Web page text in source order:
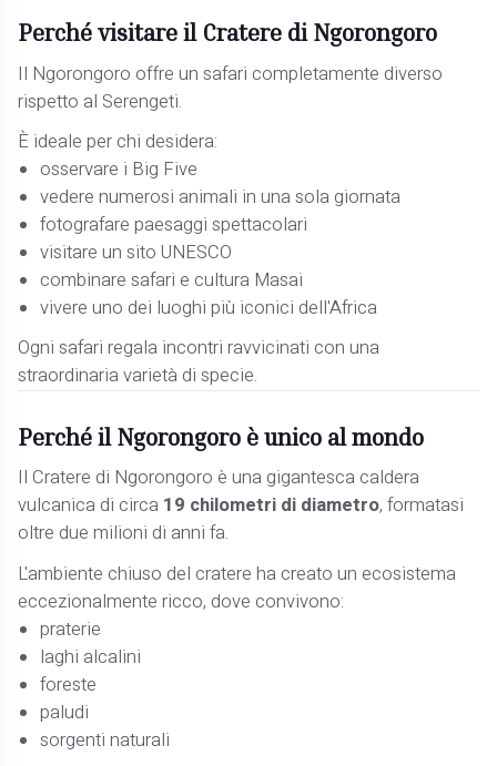
Perché visitare il Cratere di Ngorongoro
Il Ngorongoro offre un safari completamente diverso
rispetto al Serengeti.
È ideale per chi desidera:
osservare i Big Five
vedere numerosi animali in una sola giornata
fotografare paesaggi spettacolari
visitare un sito UNESCO
combinare safari e cultura Masai
vivere uno dei luoghi più iconici dell'Africa
Ogni safari regala incontri ravvicinati con una
straordinaria varietà di specie.
Perché il Ngorongoro è unico al mondo
Il Cratere di Ngorongoro è una gigantesca caldera
vulcanica di circa 19 chilometri di diametro, formatasi
oltre due milioni di anni fa.
L'ambiente chiuso del cratere ha creato un ecosistema
eccezionalmente ricco, dove convivono:
praterie
laghi alcalini
foreste
paludi
sorgenti naturali